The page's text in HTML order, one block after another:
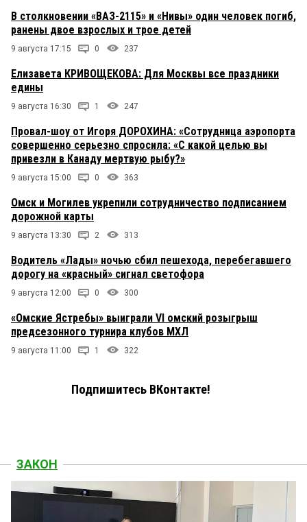
В столкновении «ВАЗ-2115» и «Нивы» один человек погиб,
ранены двое взрослых и трое детей
9 августа 17:15 0 237
Елизавета КРИВОЩЕКОВА: Для Москвы все праздники
едины
9 августа 16:30 1 247
Провал-шоу от Игоря ДОРОХИНА: «Сотрудница аэропорта
совершенно серьезно спросила: «С какой целью вы
привезли в Канаду мертвую рыбу?»
9 августа 15:00 0 363
Омск и Могилев укрепили сотрудничество подписанием
дорожной карты
9 августа 13:30 2 313
Водитель «Лады» ночью сбил пешехода, перебегавшего
дорогу на «красный» сигнал светофора
9 августа 12:00 0 300
«Омские Ястребы» выиграли VI омский розыгрыш
предсезонного турнира клубов МХЛ
9 августа 11:00 1 322
Подпишитесь ВКонтакте!
ЗАКОН